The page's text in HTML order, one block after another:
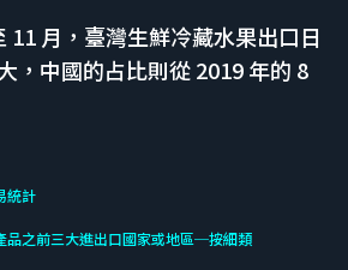
11 月，臺灣生鮮冷藏水果出口日
，中國的占比則從 2019 年的 8
統計
之前三大進出口國家或地區─按細類